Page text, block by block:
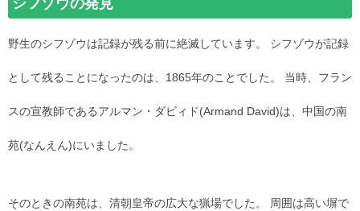
シフゾウの発見
野生のシフゾウは記録が残る前に絶滅しています。 シフゾウが記録
として残ることになったのは、1865年のことでした。 当時、フラン
スの宣教師であるアルマン・ダビィド(Armand David)は、中国の南
苑(なんえん)にいました。
そのときの南苑は、清朝皇帝の広大な猟場でした。 周囲は高い塀で